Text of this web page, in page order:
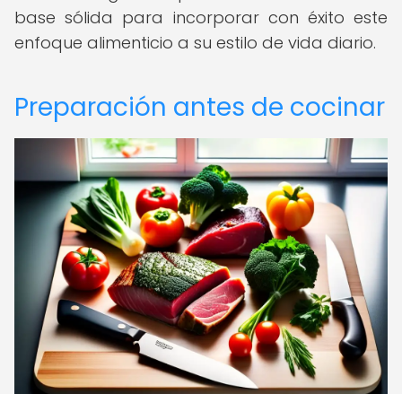
base sólida para incorporar con éxito este
enfoque alimenticio a su estilo de vida diario.
Preparación antes de cocinar